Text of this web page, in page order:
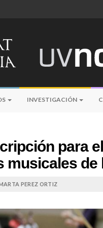
INVESTIGACIÓN
para
musicales de
PEREZ ORTIZ